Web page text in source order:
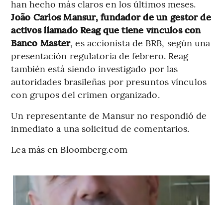
han hecho más claros en los últimos meses.
João Carlos Mansur, fundador de un gestor de
activos llamado Reag que tiene vínculos con
Banco Master, es accionista de BRB, según una
presentación regulatoria de febrero. Reag
también está siendo investigado por las
autoridades brasileñas por presuntos vínculos
con grupos del crimen organizado.
Un representante de Mansur no respondió de
inmediato a una solicitud de comentarios.
Lea más en Bloomberg.com